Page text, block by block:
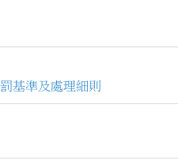
基準及處理細則